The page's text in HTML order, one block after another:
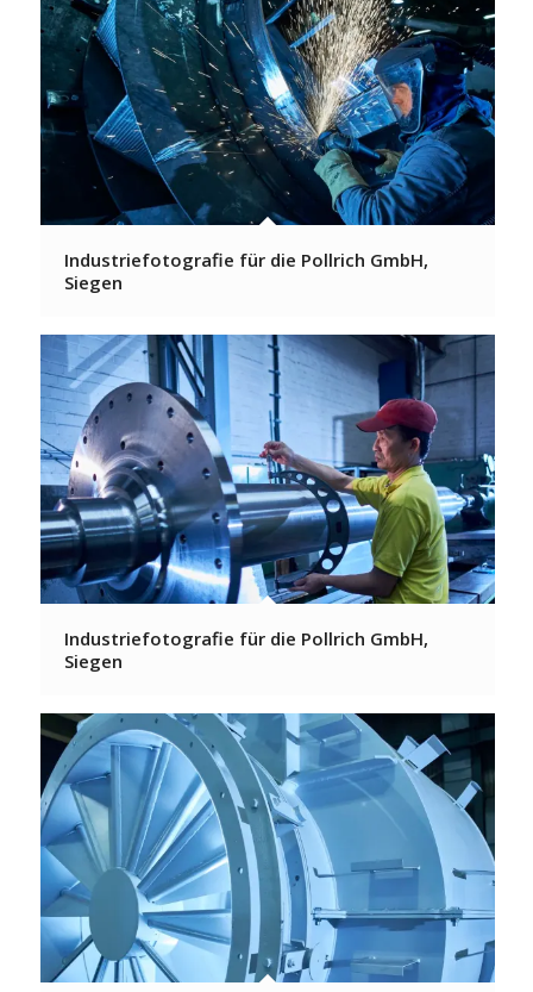
Industriefotografie für die Pollrich GmbH,
Siegen
Industriefotografie für die Pollrich GmbH,
Siegen